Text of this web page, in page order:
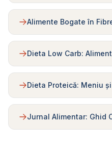
Alimente Bogate în
Dieta Low Carb:
Dieta Proteică: Meniu
Jurnal Alimentar: Ghid